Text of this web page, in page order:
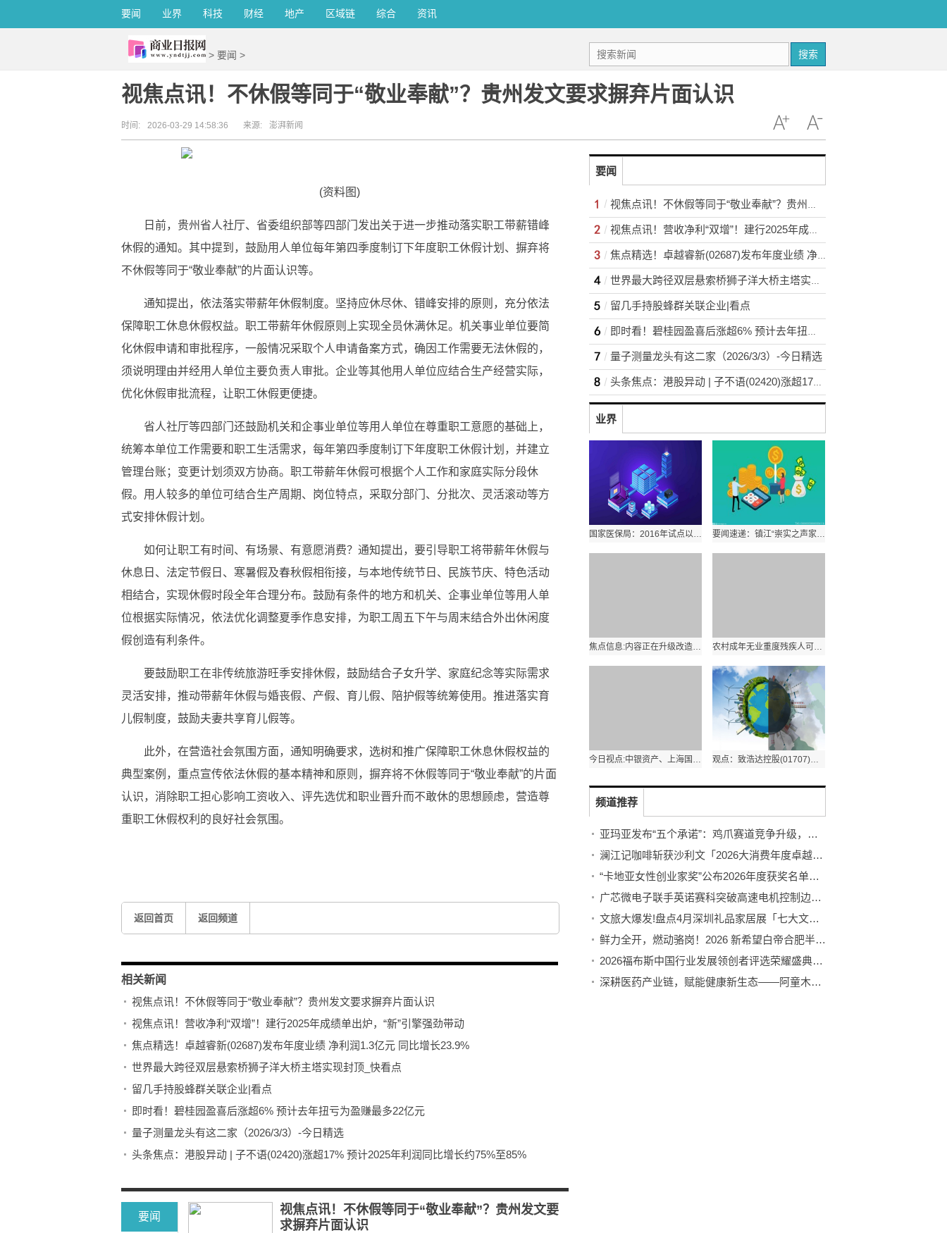
要闻 业界 科技 财经 地产 区域链 综合 资讯
> 要闻 > 搜索
视焦点讯！不休假等同于“敬业奉献”？贵州发文要求摒弃片面认识
时间: 2026-03-29 14:58:36 来源: 澎湃新闻
(资料图)
日前，贵州省人社厅、省委组织部等四部门发出关于进一步推动落实职工带薪错峰
休假的通知。其中提到，鼓励用人单位每年第四季度制订下年度职工休假计划、摒弃将
不休假等同于“敬业奉献”的片面认识等。
通知提出，依法落实带薪年休假制度。坚持应休尽休、错峰安排的原则，充分依法
保障职工休息休假权益。职工带薪年休假原则上实现全员休满休足。机关事业单位要简
化休假申请和审批程序，一般情况采取个人申请备案方式，确因工作需要无法休假的，
须说明理由并经用人单位主要负责人审批。企业等其他用人单位应结合生产经营实际，
优化休假审批流程，让职工休假更便捷。
省人社厅等四部门还鼓励机关和企事业单位等用人单位在尊重职工意愿的基础上，
统筹本单位工作需要和职工生活需求，每年第四季度制订下年度职工休假计划，并建立
管理台账；变更计划须双方协商。职工带薪年休假可根据个人工作和家庭实际分段休
假。用人较多的单位可结合生产周期、岗位特点，采取分部门、分批次、灵活滚动等方
式安排休假计划。
如何让职工有时间、有场景、有意愿消费？通知提出，要引导职工将带薪年休假与
休息日、法定节假日、寒暑假及春秋假相衔接，与本地传统节日、民族节庆、特色活动
相结合，实现休假时段全年合理分布。鼓励有条件的地方和机关、企事业单位等用人单
位根据实际情况，依法优化调整夏季作息安排，为职工周五下午与周末结合外出休闲度
假创造有利条件。
要鼓励职工在非传统旅游旺季安排休假，鼓励结合子女升学、家庭纪念等实际需求
灵活安排，推动带薪年休假与婚丧假、产假、育儿假、陪护假等统筹使用。推进落实育
儿假制度，鼓励夫妻共享育儿假等。
此外，在营造社会氛围方面，通知明确要求，选树和推广保障职工休息休假权益的
典型案例，重点宣传依法休假的基本精神和原则，摒弃将不休假等同于“敬业奉献”的片面
认识，消除职工担心影响工资收入、评先选优和职业晋升而不敢休的思想顾虑，营造尊
重职工休假权利的良好社会氛围。
返回首页 返回频道
相关新闻
视焦点讯！不休假等同于“敬业奉献”？贵州发文要求摒弃片面认识
视焦点讯！营收净利“双增”！建行2025年成绩单出炉，“新”引擎强劲带动
焦点精选！卓越睿新(02687)发布年度业绩 净利润1.3亿元 同比增长23.9%
世界最大跨径双层悬索桥狮子洋大桥主塔实现封顶_快看点
留几手持股蜂群关联企业|看点
即时看！碧桂园盈喜后涨超6% 预计去年扭亏为盈赚最多22亿元
量子测量龙头有这二家（2026/3/3）-今日精选
头条焦点：港股异动 | 子不语(02420)涨超17% 预计2025年利润同比增长约75%至85%
要闻
视焦点讯！不休假等同于“敬业奉献”？贵州发文要
求摒弃片面认识
要闻
视焦点讯！不休假等同于“敬业奉献”？贵州发文要求摒弃片面认识
视焦点讯！营收净利“双增”！建行2025年成绩单出炉，“新”引擎强劲带动
焦点精选！卓越睿新(02687)发布年度业绩 净利润1.3亿元 同比增长23.9%
世界最大跨径双层悬索桥狮子洋大桥主塔实现封顶_快看点
留几手持股蜂群关联企业|看点
即时看！碧桂园盈喜后涨超6% 预计去年扭亏为盈赚最多22亿元
量子测量龙头有这二家（2026/3/3）-今日精选
头条焦点：港股异动 | 子不语(02420)涨超17% 预计2025年利润同比增长约75%至85%
业界
国家医保局：2016年试点以来，长护险拉动社会资本投入相关产业超600亿元 要闻速递：镇江“崇实之声家长课堂”开讲！支招高中生构建高效“学习闭环”
焦点信息:内容正在升级改造，请稍后再试！ 农村成年无业重度残疾人可参照“单人户”提出低保申请
今日视点:中银资产、上海国投先导成立私募投资基金，出资额26.7亿元 观点：致浩达控股(01707)：针对附属公司的清盘呈请聆讯押后至4月13日
频道推荐
亚玛亚发布“五个承诺”：鸡爪赛道竞争升级，信任成为新战场
澜江记咖啡斩获沙利文「2026大消费年度卓越连锁品牌」奖，以品质与创新领跑咖啡赛道
“卡地亚女性创业家奖”公布2026年度获奖名单， 同步开启2027 年活动招募
广芯微电子联手英诺赛科突破高速电机控制边界：100KHz双频同步，实测超25万转稳定运行
文旅大爆发!盘点4月深圳礼品家居展「七大文创IP礼品黄金赛道」!
鲜力全开，燃动骆岗！2026 新希望白帝合肥半程马拉松圆满收官
2026福布斯中国行业发展领创者评选荣耀盛典暨2026新时代品牌发展论坛在沪隆重举行
深耕医药产业链，赋能健康新生态——阿童木云药以诚信与创新铸就行业标杆